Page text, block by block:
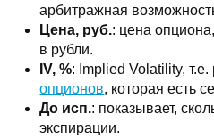
арбитражная
Цена, руб.: цена
в рубли.
IV, %: Implied Volatility, т.е.
опционов, которая есть
До исп.: показывает,
экспирации.